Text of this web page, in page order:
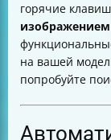
горячие
на вашей
попробуйте